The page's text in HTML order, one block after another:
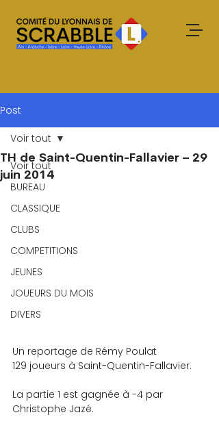
Post
Voir tout
BUREAU
CLASSIQUE
CLUBS
COMPETITIONS
JEUNES
JOUEURS DU MOIS
DIVERS
Voir tout
TH de Saint-Quentin-Fallavier – 29
juin 2014
Un reportage de Rémy Poulat
129 joueurs à Saint-Quentin-Fallavier.
La partie 1 est gagnée à -4 par
Christophe Jazé.